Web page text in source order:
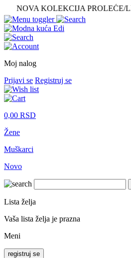
NOVA KOLEKCIJA PROLEĆE/LETO
Moj nalog
Prijavi se Registruj se
0,00 RSD
Žene
Muškarci
Novo
Lista želja
Vaša lista želja je prazna
Meni
registruj se